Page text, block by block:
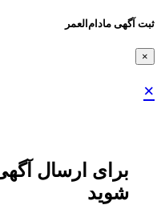
ثبت آگهی مادام‌العمر
×
×
برای ارسال
شوید